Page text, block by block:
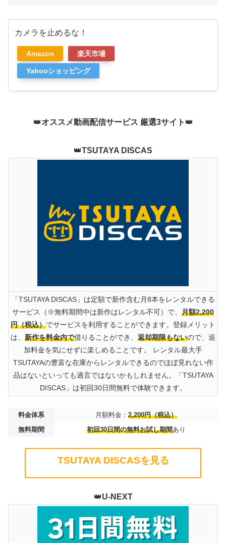
カメラを止めるな！
Amazon 楽天市場
Yahooショッピング
👑オススメ動画配信サービス 厳選3サイト 👑
👑TSUTAYA DISCAS
「TSUTAYA DISCAS」は定額で新作含む月8本をレンタルできる
サービス（※無料期間中は新作はレンタル不可）で、 月額2,200
円（税込）でサービスを利用することができます。登録メリット
は、 新作を料金内で借りることができ、 返却期限もないので、追
加料金を気にせずに楽しめることです。 レンタル最大手
TSUTAYAの豊富な在庫からレンタルできるのでほぼ見れない作
品はないといっても過言ではないかもしれません。「TSUTAYA
DISCAS」は初回30日間無料で体験できます。
料金体系 月額料金： 2,200円（税込）
無料期間
初回30日間の無料お試し期間あり
TSUTAYA DISCASを見る
👑U-NEXT